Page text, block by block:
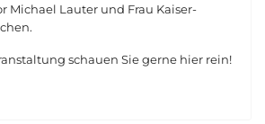
Michael Lauter und Frau Kaiser-
schauen Sie gerne hier rein!